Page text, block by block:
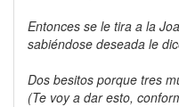
Entonces se le tira a la
sabiéndose deseada le
Dos besitos porque tres
(Te voy a dar esto,